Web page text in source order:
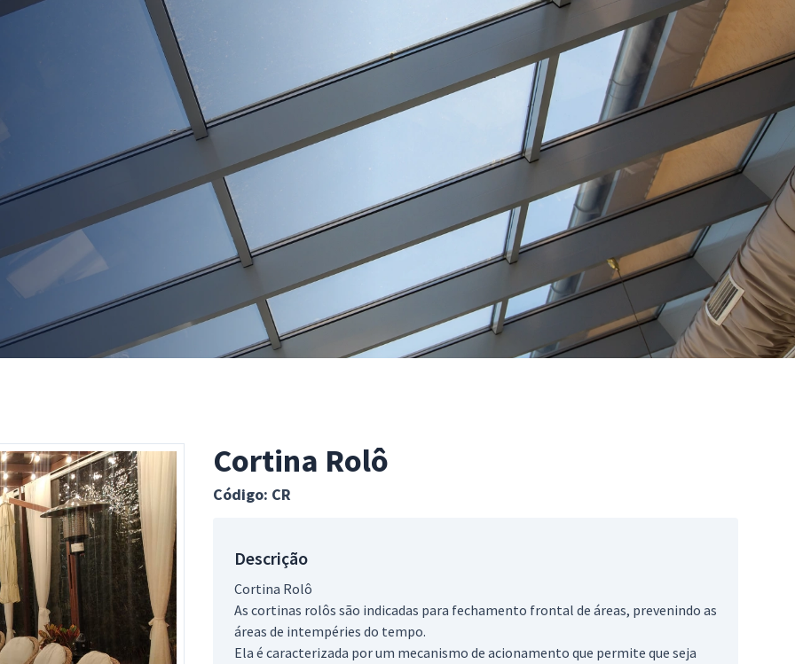
Cortina Rolô
Código: CR
Descrição
Cortina Rolô
As cortinas rolôs são indicadas para fechamento frontal de áreas, prevenindo as
áreas de intempéries do tempo.
Ela é caracterizada por um mecanismo de acionamento que permite que seja